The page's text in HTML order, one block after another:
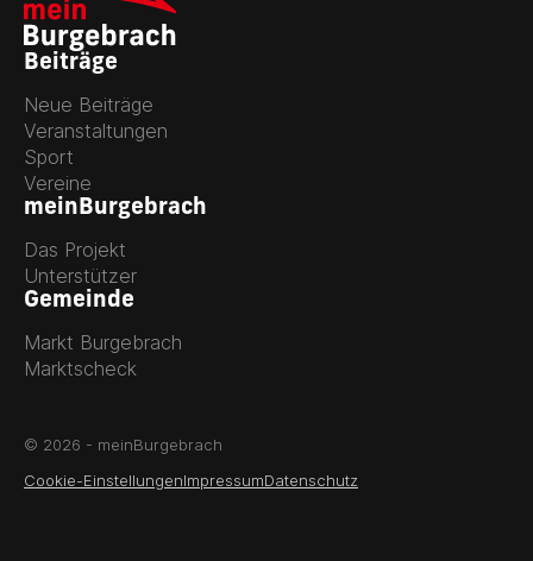
Beiträge
Neue Beiträge
Veranstaltungen
Sport
Vereine
meinBurgebrach
Das Projekt
Unterstützer
Gemeinde
Markt Burgebrach
Marktscheck
© 2026 - meinBurgebrach
Cookie-EinstellungenImpressumDatenschutz